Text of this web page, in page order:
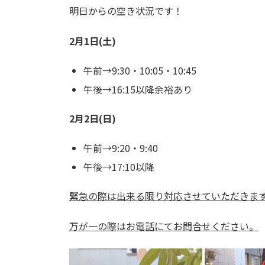
明日からの空き状況です！
2月1日(土)
午前→9:30・10:05・10:45
午後→16:15以降余裕あり
2月2日(日)
午前→9:20・9:40
午後→17:10以降
緊急の際は出来る限り対応させていただきま
万が一の際はお電話にてお問合せください。